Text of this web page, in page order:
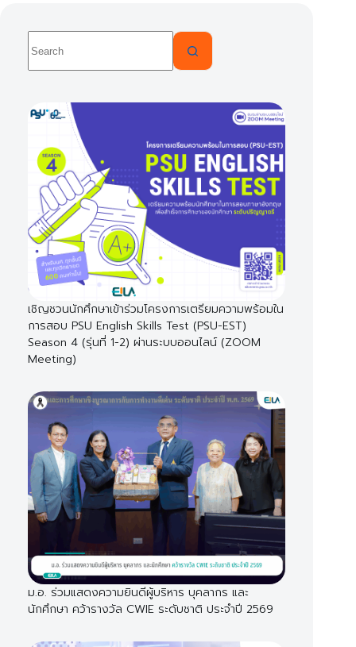
results
เชิญชวนนักศึกษาเข้าร่วมโครงการเตรียมความพร้อมใน
การสอบ PSU English Skills Test (PSU-EST)
Season 4 (รุ่นที่ 1-2) ผ่านระบบออนไลน์ (ZOOM
Meeting)
ม.อ. ร่วมแสดงความยินดีผู้บริหาร บุคลากร และ
นักศึกษา คว้ารางวัล CWIE ระดับชาติ ประจำปี 2569